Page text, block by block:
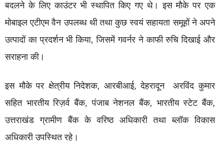
बदलने के लिए काउंटर भी स्थापित किए गए थे। इस मौके पर एक
मोबाइल एटीएम वैन उपलब्ध थी तथा कुछ स्वयं सहायता समूहों ने अपने
उत्पादों का प्रदर्शन भी किया, जिसमें गवर्नर ने काफी रुचि दिखाई और
सराहना की।
इस मौके पर क्षेत्रीय निदेशक, आरबीआई, देहरादून अरविंद कुमार
सहित भारतीय रिज़र्व बैंक, पंजाब नेशनल बैंक, भारतीय स्टेट बैंक,
उत्तराखंड ग्रामीण बैंक के वरिष्ठ अधिकारी तथा ब्लॉक विकास
अधिकारी उपस्थित रहे।